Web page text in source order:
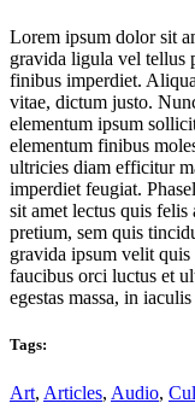
Lorem ipsum dolor sit
gravida ligula vel tellus
finibus imperdiet.
vitae, dictum justo.
elementum ipsum
elementum finibus
ultricies diam efficitur
imperdiet feugiat.
sit amet lectus quis
pretium, sem quis
gravida ipsum velit
faucibus orci luctus et
egestas massa, in
Tags:
Art, Articles, Audio,